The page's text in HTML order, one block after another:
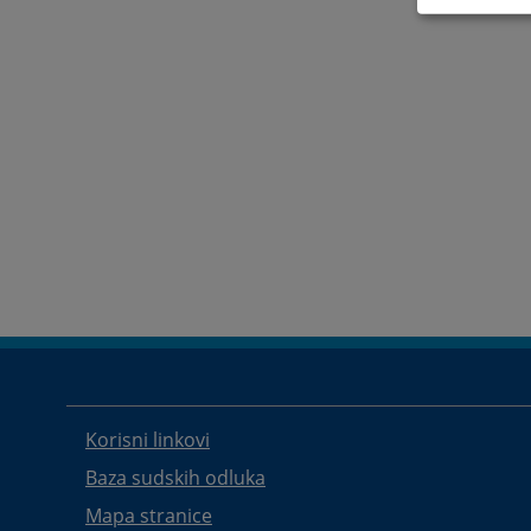
Korisni linkovi
Baza sudskih odluka
Mapa stranice